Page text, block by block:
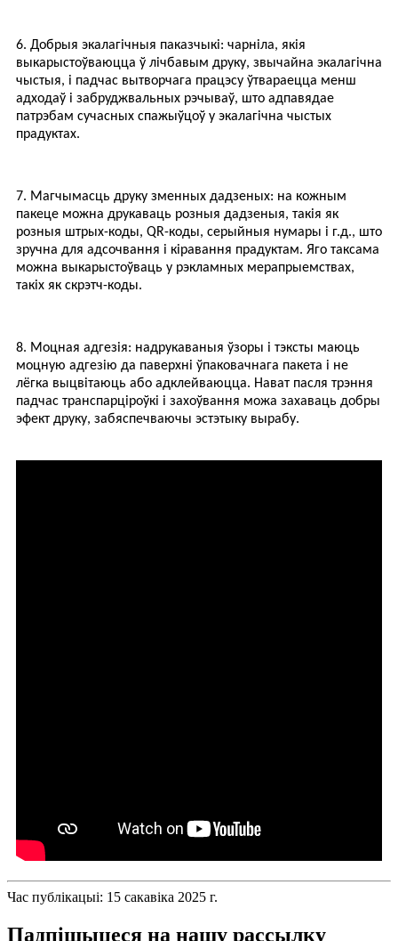
6. Добрыя экалагічныя паказчыкі: чарніла, якія
выкарыстоўваюцца ў лічбавым друку, звычайна экалагічна
чыстыя, і падчас вытворчага працэсу ўтвараецца менш
адходаў і забруджвальных рэчываў, што адпавядае
патрэбам сучасных спажыўцоў у экалагічна чыстых
прадуктах.
7. Магчымасць друку зменных дадзеных: на кожным
пакеце можна друкаваць розныя дадзеныя, такія як
розныя штрых-коды, QR-коды, серыйныя нумары і г.д., што
зручна для адсочвання і кіравання прадуктам. Яго таксама
можна выкарыстоўваць у рэкламных мерапрыемствах,
такіх як скрэтч-коды.
8. Моцная адгезія: надрукаваныя ўзоры і тэксты маюць
моцную адгезію да паверхні ўпаковачнага пакета і не
лёгка выцвітаюць або адклейваюцца. Нават пасля трэння
падчас транспарціроўкі і захоўвання можа захаваць добры
эфект друку, забяспечваючы эстэтыку вырабу.
Час публікацыі: 15 сакавіка 2025 г.
Падпішыцеся на нашу рассылку